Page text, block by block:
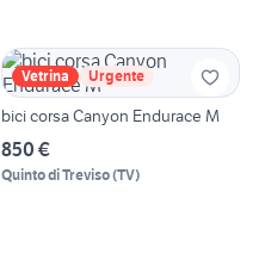
Vetrina Urgente
bici corsa Canyon Endurace M
850 €
Quinto di Treviso(TV)